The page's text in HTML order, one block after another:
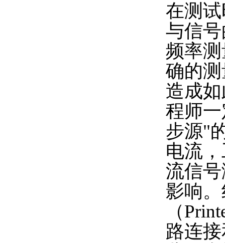
在测
与信
频率
确的
造成
程师
步源"
电流
流信
影响
（
路连